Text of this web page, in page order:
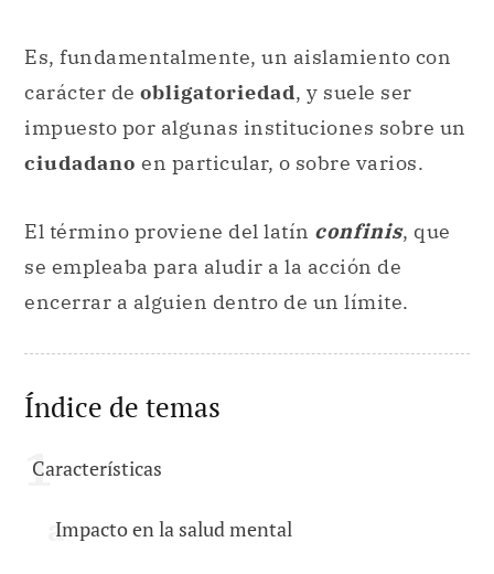
Es, fundamentalmente, un aislamiento con
carácter de obligatoriedad, y suele ser
impuesto por algunas instituciones sobre un
ciudadano en particular, o sobre varios.
El término proviene del latín confinis, que
se empleaba para aludir a la acción de
encerrar a alguien dentro de un límite.
Índice de temas
Características
Impacto en la salud mental